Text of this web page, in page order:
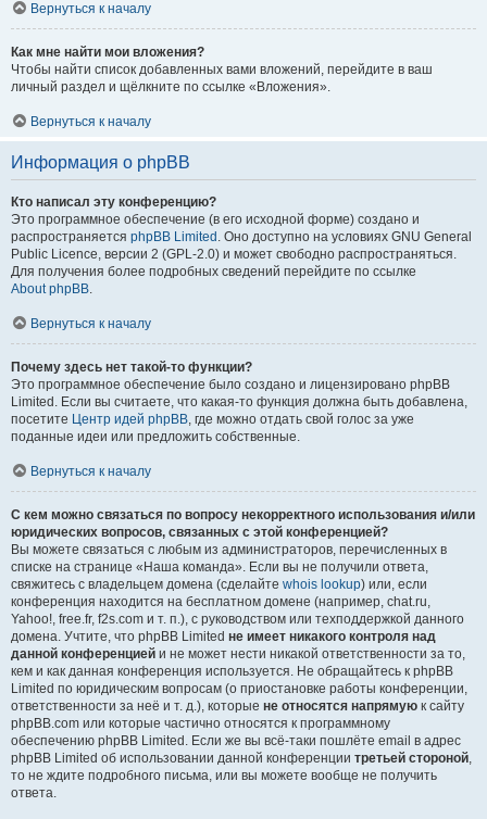
Вернуться к началу
Как мне найти мои вложения?
Чтобы найти список добавленных вами вложений, перейдите в ваш
личный раздел и щёлкните по ссылке «Вложения».
Вернуться к началу
Информация о phpBB
Кто написал эту конференцию?
Это программное обеспечение (в его исходной форме) создано и
распространяется phpBB Limited . Оно доступно на условиях GNU General
Public Licence, версии 2 (GPL-2.0) и может свободно распространяться.
Для получения более подробных сведений перейдите по ссылке
About phpBB.
Вернуться к началу
Почему здесь нет такой-то функции?
Это программное обеспечение было создано и лицензировано phpBB
Limited. Если вы считаете, что какая-то функция должна быть добавлена,
посетите Центр идей phpBB, где можно отдать свой голос за уже
поданные идеи или предложить собственные.
Вернуться к началу
С кем можно связаться по вопросу некорректного использования и/или
юридических вопросов, связанных с этой конференцией?
Вы можете связаться с любым из администраторов, перечисленных в
списке на странице «Наша команда». Если вы не получили ответа,
свяжитесь с владельцем домена (сделайте whois lookup) или, если
конференция находится на бесплатном домене (например, chat.ru,
Yahoo!, free.fr, f2s.com и т. п.), с руководством или техподдержкой данного
домена. Учтите, что phpBB Limited не имеет никакого контроля над
данной конференцией и не может нести никакой ответственности за то,
кем и как данная конференция используется. Не обращайтесь к phpBB
Limited по юридическим вопросам (о приостановке работы конференции,
ответственности за неё и т. д.), которые не относятся напрямую к сайту
phpBB.com или которые частично относятся к программному
обеспечению phpBB Limited. Если же вы всё-таки пошлёте email в адрес
phpBB Limited об использовании данной конференции третьей стороной,
то не ждите подробного письма, или вы можете вообще не получить
ответа.